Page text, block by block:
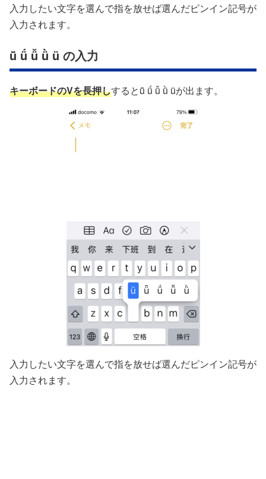
入力したい文字を選んで指を放せば選んだピンイン記号が
入力されます。
ǖ ǘ ǚ ǜ ü の入力
キーボードのVを長押しするとǖ ǘ ǚ ǜ üが出ます。
入力したい文字を選んで指を放せば選んだピンイン記号が
入力されます。